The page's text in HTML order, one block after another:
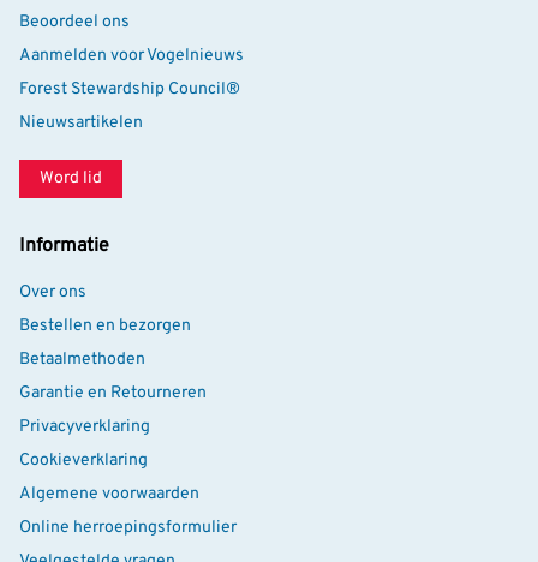
Beoordeel ons
Aanmelden voor Vogelnieuws
Forest Stewardship Council®
Nieuwsartikelen
Word lid
Informatie
Over ons
Bestellen en bezorgen
Betaalmethoden
Garantie en Retourneren
Privacyverklaring
Cookieverklaring
Algemene voorwaarden
Online herroepingsformulier